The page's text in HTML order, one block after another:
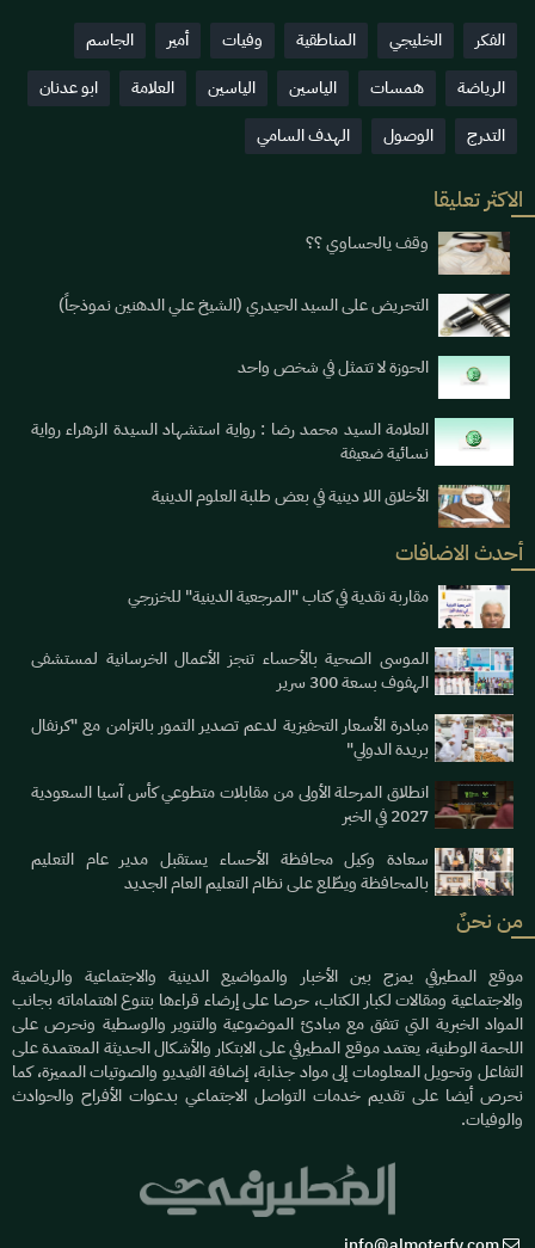
الفكر الخليجي المناطقية وفيات أمير
الجاسم
الرياضة
همسات الياسين الياسين العلامة
ابو عدنان
التدرج
الوصول الهدف السامي
الاكثر تعليقا
وقف يالحساوي ؟؟
التحريض على السيد الحيدري (الشيخ علي الدهنين نموذجاً)
الحوزة لا تتمثل في شخص واحد
العلامة السيد محمد رضا : رواية استشهاد السيدة الزهراء رواية
نسائية ضعيفة
الأخلاق اللا دينية في بعض طلبة العلوم الدينية
أحدث الاضافات
مقاربة نقدية في كتاب "المرجعية الدينية" للخزرجي
الموسى الصحية بالأحساء تنجز الأعمال الخرسانية لمستشفى
الهفوف بسعة 300 سرير
مبادرة الأسعار التحفيزية لدعم تصدير التمور بالتزامن مع "كرنفال
بريدة الدولي"
انطلاق المرحلة الأولى من مقابلات متطوعي كأس آسيا السعودية
2027 في الخبر
سعادة وكيل محافظة الأحساء يستقبل مدير عام التعليم
بالمحافظة ويطّلع على نظام التعليم العام الجديد
من نحنٌ
موقع المطيرفي يمزج بين الأخبار والمواضيع الدينية والاجتماعية والرياضية
والاجتماعية ومقالات لكبار الكتاب، حرصا على إرضاء قراءها بتنوع اهتماماته بجانب
المواد الخبرية التي تتفق مع مبادئ الموضوعية والتنوير والوسطية ونحرص على
اللحمة الوطنية، يعتمد موقع المطيرفي على الابتكار والأشكال الحديثة المعتمدة على
التفاعل وتحويل المعلومات إلى مواد جذابة، إضافة الفيديو والصوتيات المميزة، كما
نحرص أيضا على تقديم خدمات التواصل الاجتماعي بدعوات الأفراح والحوادث
والوفيات.